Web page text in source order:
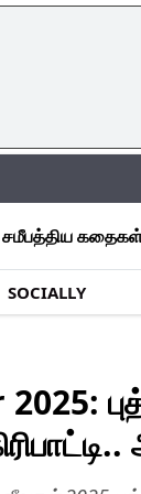
சமீபத்திய
SOCIALLY
2025: